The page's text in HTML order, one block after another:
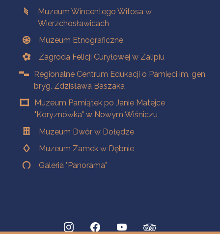
Muzeum Wincentego Witosa w
Wierzchosławicach
Muzeum Etnograficzne
Zagroda Felicji Curyłowej w Zalipiu
Regionalne Centrum Edukacji o Pamięci im. gen.
bryg. Zdzisława Baszaka
Muzeum Pamiątek po Janie Matejce
"Koryznówka" w Nowym Wiśniczu
Muzeum Dwór w Dołędze
Muzeum Zamek w Dębnie
Galeria "Panorama"